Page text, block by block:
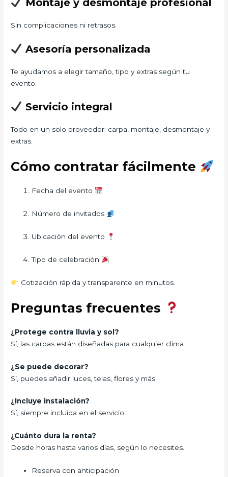
Sin complicaciones ni retrasos.
Asesoría personalizada
Te ayudamos a elegir tamaño, tipo y extras según tu
evento.
Servicio integral
Todo en un solo proveedor: carpa, montaje, desmontaje y
extras.
Cómo contratar fácilmente
Fecha del evento
Número de invitados
Ubicación del evento
Tipo de celebración
Cotización rápida y transparente en minutos.
Preguntas frecuentes
¿Protege contra lluvia y sol?
Sí, las carpas están diseñadas para cualquier clima.
¿Se puede decorar?
Sí, puedes añadir luces, telas, flores y más.
¿Incluye instalación?
Sí, siempre incluida en el servicio.
¿Cuánto dura la renta?
Desde horas hasta varios días, según lo necesites.
Reserva con anticipación